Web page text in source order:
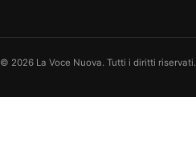
© 2026 La Voce Nuova. Tutti i diritti riservati.